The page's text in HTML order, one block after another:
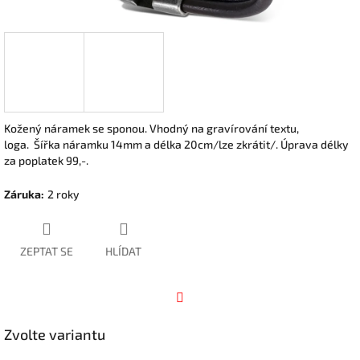
Kožený náramek se sponou. Vhodný na gravírování textu,
loga. Šířka náramku 14mm a délka 20cm/lze zkrátit/. Úprava délky
za poplatek 99,-.
Záruka: 2 roky
ZEPTAT SE HLÍDAT
Zvolte variantu